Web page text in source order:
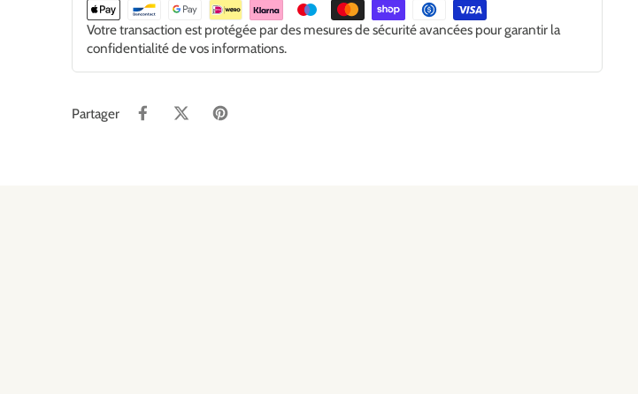
Votre transaction est protégée par des mesures de sécurité avancées pour garantir la
confidentialité de vos informations.
Partager